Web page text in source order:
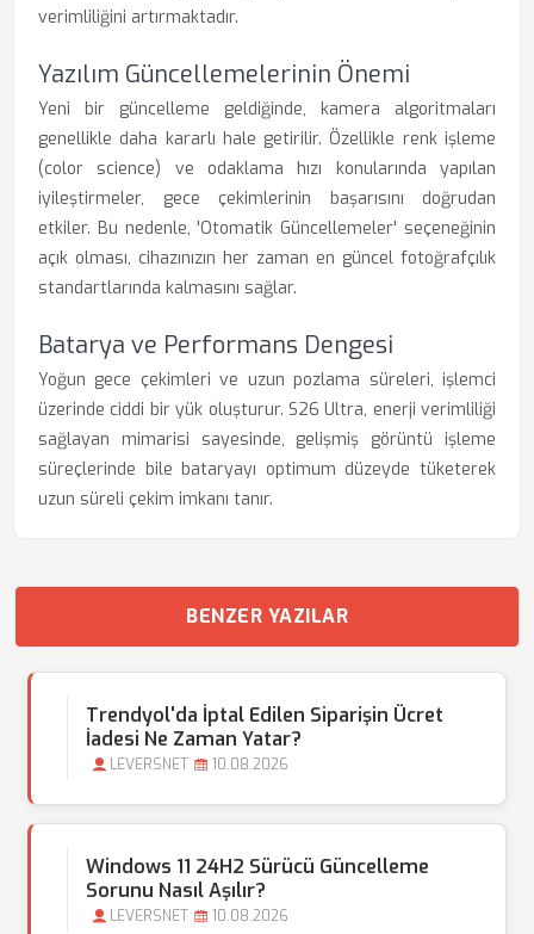
verimliliğini artırmaktadır.
Yazılım Güncellemelerinin Önemi
Yeni bir güncelleme geldiğinde, kamera algoritmaları
genellikle daha kararlı hale getirilir. Özellikle renk işleme
(color science) ve odaklama hızı konularında yapılan
iyileştirmeler, gece çekimlerinin başarısını doğrudan
etkiler. Bu nedenle, 'Otomatik Güncellemeler' seçeneğinin
açık olması, cihazınızın her zaman en güncel fotoğrafçılık
standartlarında kalmasını sağlar.
Batarya ve Performans Dengesi
Yoğun gece çekimleri ve uzun pozlama süreleri, işlemci
üzerinde ciddi bir yük oluşturur. S26 Ultra, enerji verimliliği
sağlayan mimarisi sayesinde, gelişmiş görüntü işleme
süreçlerinde bile bataryayı optimum düzeyde tüketerek
uzun süreli çekim imkanı tanır.
BENZER YAZILAR
Trendyol'da İptal Edilen Siparişin Ücret
İadesi Ne Zaman Yatar?
LEVERSNET 10.08.2026
Windows 11 24H2 Sürücü Güncelleme
Sorunu Nasıl Aşılır?
LEVERSNET 10.08.2026